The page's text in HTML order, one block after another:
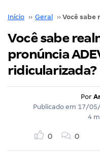
Início ›› Geral ››
Você sabe
pronúncia
ridicularizada?
Por
Publicado em 17/
4
0 0